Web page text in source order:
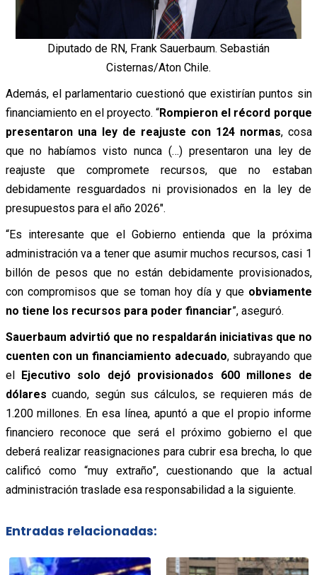
Diputado de RN, Frank Sauerbaum. Sebastián
Cisternas/Aton Chile.
Además, el parlamentario cuestionó que existirían puntos sin
financiamiento en el proyecto. “Rompieron el récord porque
presentaron una ley de reajuste con 124 normas, cosa
que no habíamos visto nunca (…) presentaron una ley de
reajuste que compromete recursos, que no estaban
debidamente resguardados ni provisionados en la ley de
presupuestos para el año 2026″.
“Es interesante que el Gobierno entienda que la próxima
administración va a tener que asumir muchos recursos, casi 1
billón de pesos que no están debidamente provisionados,
con compromisos que se toman hoy día y queobviamente
no tiene los recursos para poder financiar”, aseguró.
Sauerbaum advirtió que no respaldarán iniciativas que no
cuenten con un financiamiento adecuado, subrayando que
el
Ejecutivo solo dejó provisionados 600 millones de
dólares cuando, según sus cálculos, se requieren más de
1.200 millones. En esa línea, apuntó a que el propio informe
financiero reconoce que será el próximo gobierno el que
deberá realizar reasignaciones para cubrir esa brecha, lo que
calificó como “muy extraño”, cuestionando que la actual
administración traslade esa responsabilidad a la siguiente.
Entradas relacionadas: